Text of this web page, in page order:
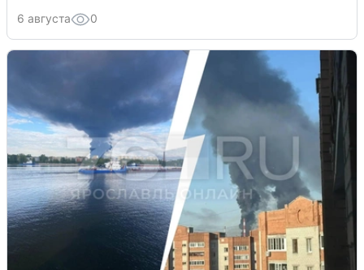
6 августа 0